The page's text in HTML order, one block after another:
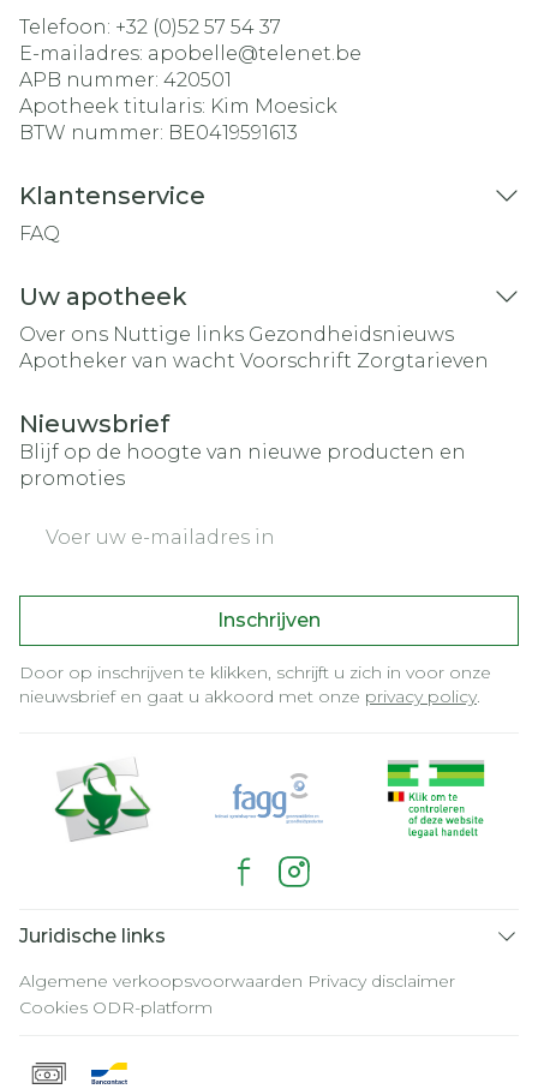
Telefoon: +32 (0)52 57 54 37
E-mailadres: apobelle@telenet.be
APB nummer: 420501
Apotheek titularis: Kim Moesick
BTW nummer: BE0419591613
Klantenservice
FAQ
Uw apotheek
Over ons Nuttige links Gezondheidsnieuws
Apotheker van wacht Voorschrift Zorgtarieven
Nieuwsbrief
Blijf op de hoogte van nieuwe producten en
promoties
Inschrijven
Door op inschrijven te klikken, schrijft u zich in voor onze
nieuwsbrief en gaat u akkoord met onze privacy policy.
Juridische links
Algemene verkoopsvoorwaarden Privacy disclaimer
Cookies ODR-platform